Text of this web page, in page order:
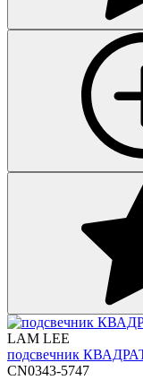
LAM LEE
подсвечник
CN0343-5747